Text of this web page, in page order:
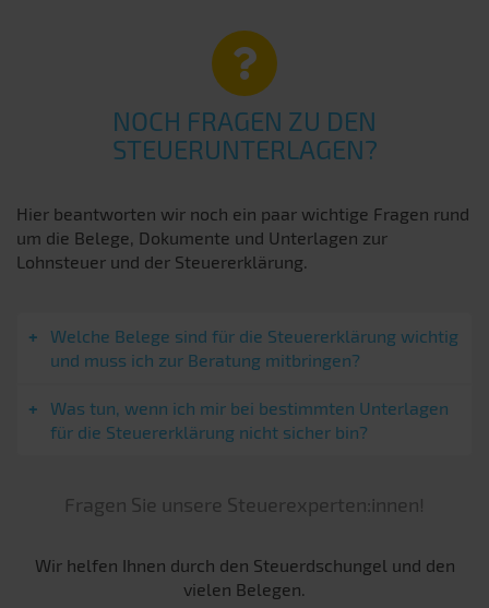
NOCH FRAGEN ZU DEN
STEUERUNTERLAGEN?
Hier beantworten wir noch ein paar wichtige Fragen rund
um die Belege, Dokumente und Unterlagen zur
Lohnsteuer und der Steuererklärung.
Welche Belege sind für die Steuererklärung wichtig
und muss ich zur Beratung mitbringen?
Was tun, wenn ich mir bei bestimmten Unterlagen
für die Steuererklärung nicht sicher bin?
Fragen Sie unsere Steuerexperten:innen!
Wir helfen Ihnen durch den Steuerdschungel und den
vielen Belegen.